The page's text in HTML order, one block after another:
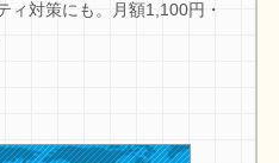
ィ対策にも。月額1,100円・